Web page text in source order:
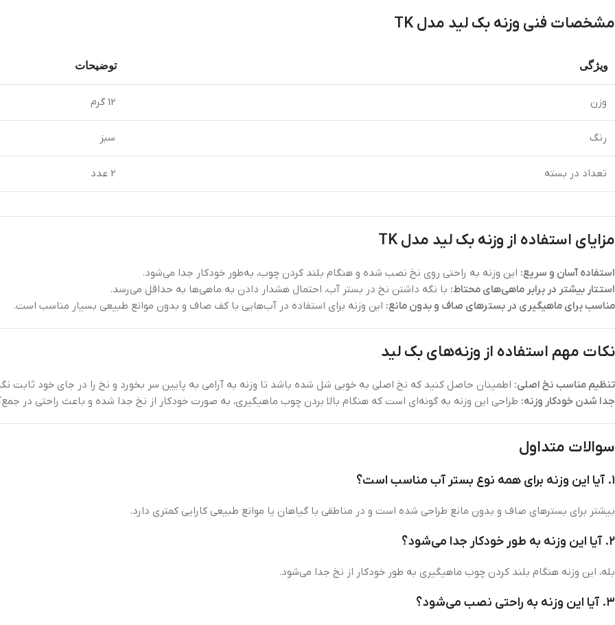
مشخصات فنی وزنه بک‌ لید مدل TK
ویژگی توضیحات
وزن 12 گرم
رنگ سبز
تعداد در بسته 2 عدد
مزایای استفاده از وزنه بک‌ لید مدل TK
استفاده آسان و سریع: این وزنه به راحتی روی نخ نصب شده و هنگام بلند کردن چوب، به‌طور خودکار جدا می‌شود.
استتار بیشتر در برابر ماهی‌های محتاط: با نگه داشتن نخ در بستر آب، احتمال هشدار دادن به ماهی‌ها به حداقل می‌رسد.
مناسب برای ماهیگیری در بسترهای صاف و بدون مانع: این وزنه برای استفاده در آب‌هایی با کف صاف و بدون موانع طبیعی بسیار مناسب است.
نکات مهم استفاده از وزنه‌های بک‌ لید
تنظیم مناسب نخ اصلی: اطمینان حاصل کنید که نخ اصلی به خوبی شل شده باشد تا وزنه به آرامی به پایین سر بخورد و نخ را در جای خود ثابت
جدا شدن خودکار وزنه: طراحی این وزنه به گونه‌ای است که هنگام بالا بردن چوب ماهیگیری، به صورت خودکار از نخ جدا شده و باعث راحتی در
سوالات متداول
۱. آیا این وزنه برای همه نوع بستر آب مناسب است؟
بیشتر برای بسترهای صاف و بدون مانع طراحی شده است و در مناطقی با گیاهان یا موانع طبیعی کارایی کمتری دارد.
۲. آیا این وزنه به طور خودکار جدا می‌شود؟
بله، این وزنه هنگام بلند کردن چوب ماهیگیری به طور خودکار از نخ جدا می‌شود.
۳. آیا این وزنه به راحتی نصب می‌شود؟